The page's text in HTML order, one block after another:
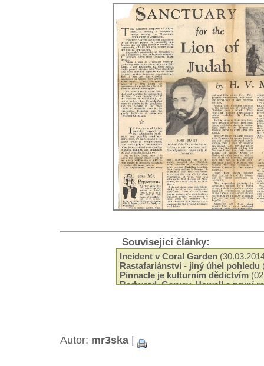
Související články:
Incident v Coral Garden
Rastafariánství - jiný úhel pohledu
Pinnacle je kulturním dědictvím
Bedward, Garvey, Howell a první
Konopí a náboenství
Autor: mr3ska